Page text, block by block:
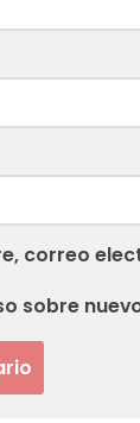
correo
sobre